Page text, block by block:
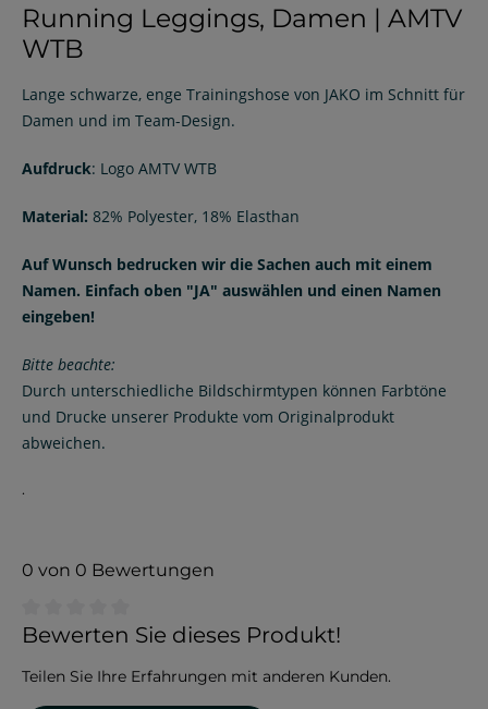
Running Leggings, Damen | AMTV
WTB
Lange schwarze, enge Trainingshose von JAKO im Schnitt für
Damen und im Team-Design.
Aufdruck: Logo AMTV WTB
Material: 82% Polyester, 18% Elasthan
Auf Wunsch bedrucken wir die Sachen auch mit einem
Namen. Einfach oben "JA" auswählen und einen Namen
eingeben!
Bitte beachte:
Durch unterschiedliche Bildschirmtypen können Farbtöne
und Drucke unserer Produkte vom Originalprodukt
abweichen.
.
0 von 0 Bewertungen
Durchschnittliche Bewertung von 0 von 5 Sternen
Bewerten Sie dieses Produkt!
Teilen Sie Ihre Erfahrungen mit anderen Kunden.